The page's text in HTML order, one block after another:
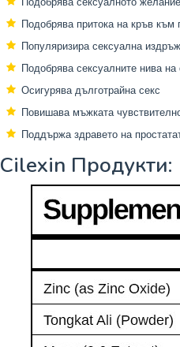
Подобрява притока на кръв към
Популяризира сексуална
Подобрява сексуалните нива на
Осигурява дълготрайна секс
Повишава мъжката
Поддържа здравето на
Cilexin Продукти: